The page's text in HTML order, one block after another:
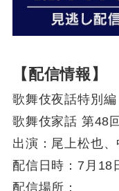
【配信情報】
歌舞伎夜話特別編
歌舞伎家話 第48回
出演：尾上松也、
配信日時：7月18
配信場所：